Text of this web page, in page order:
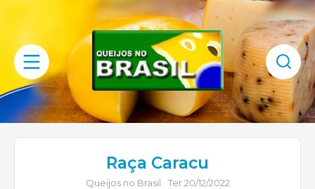
Raça Caracu
Queijos no Brasil Ter 20/12/2022